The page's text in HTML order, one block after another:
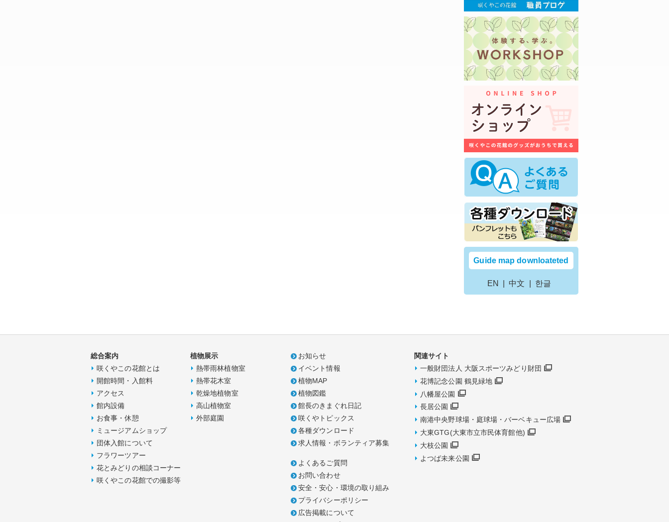
Guide map downloateted
EN 中文 한글
総合案内
咲くやこの花館とは
開館時間・入館料
アクセス
館内設備
お食事・休憩
ミュージアムショップ
団体入館について
フラワーツアー
花とみどりの相談コーナー
咲くやこの花館での撮影等
植物展示
熱帯雨林植物室
熱帯花木室
乾燥地植物室
高山植物室
外部庭園
お知らせ
イベント情報
植物MAP
植物図鑑
館長のきまぐれ日記
咲くやトピックス
各種ダウンロード
求人情報・ボランティア募集
よくあるご質問
お問い合わせ
安全・安心・環境の取り組み
プライバシーポリシー
広告掲載について
関連サイト
一般財団法人 大阪スポーツみどり財団
花博記念公園 鶴見緑地
八幡屋公園
長居公園
南港中央野球場・庭球場・バーベキュー広場
大東GTG(大東市立市民体育館他)
大枝公園
よつば未来公園